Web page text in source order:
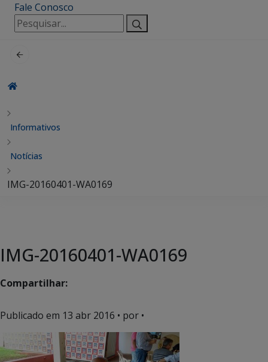
Fale Conosco
Pesquisar
por:
Informativos
Notícias
IMG-20160401-WA0169
IMG-20160401-WA0169
Compartilhar:
Publicado em 13 abr 2016 • por •